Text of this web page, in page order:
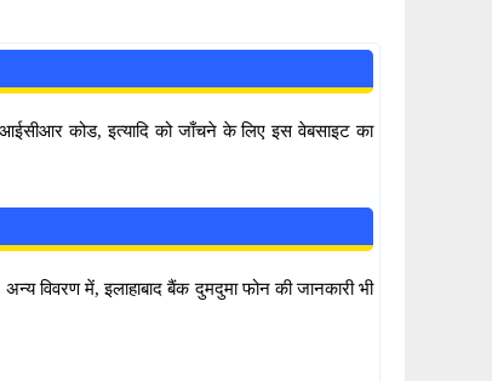
कोड, इत्यादि को जाँचने के लिए इस वेबसाइट का
विवरण में, इलाहाबाद बैंक दुमदुमा फोन की जानकारी भी